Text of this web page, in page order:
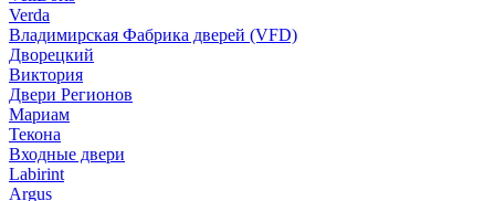
Verda
Владимирская Фабрика дверей (VFD)
Дворецкий
Виктория
Двери Регионов
Мариам
Текона
Входные двери
Labirint
Argus